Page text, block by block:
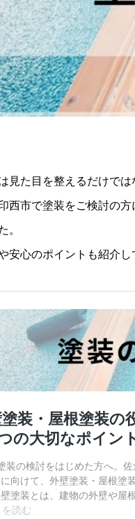
見た目を整えるだけで
西市で塗装をご検討の
。
安心のポイントも紹介